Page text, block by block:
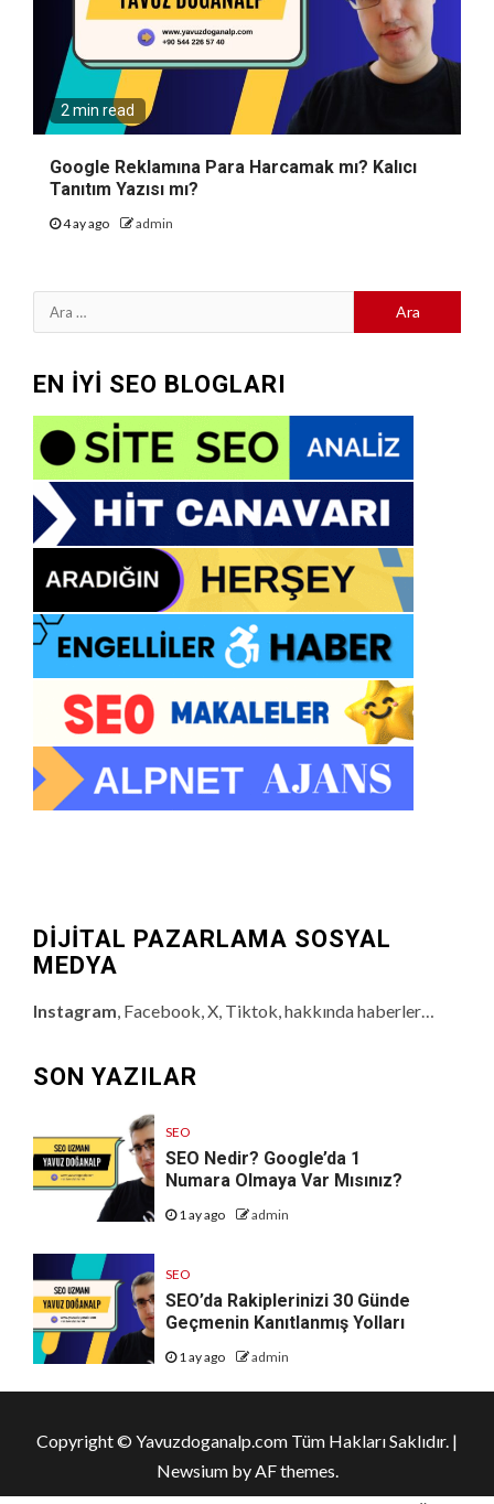
2 min read
Google Reklamına Para Harcamak mı? Kalıcı
Tanıtım Yazısı mı?
4 ay ago admin
Arama:
EN İYİ SEO BLOGLARI
DİJİTAL PAZARLAMA SOSYAL
MEDYA
Instagram, Facebook, X, Tiktok, hakkında haberler…
SON YAZILAR
SEO
SEO Nedir? Google’da 1
Numara Olmaya Var Mısınız?
1 ay ago admin
SEO
SEO’da Rakiplerinizi 30 Günde
Geçmenin Kanıtlanmış Yolları
1 ay ago admin
Copyright © Yavuzdoganalp.com Tüm Hakları Saklıdır. |
Newsiumby AF themes.